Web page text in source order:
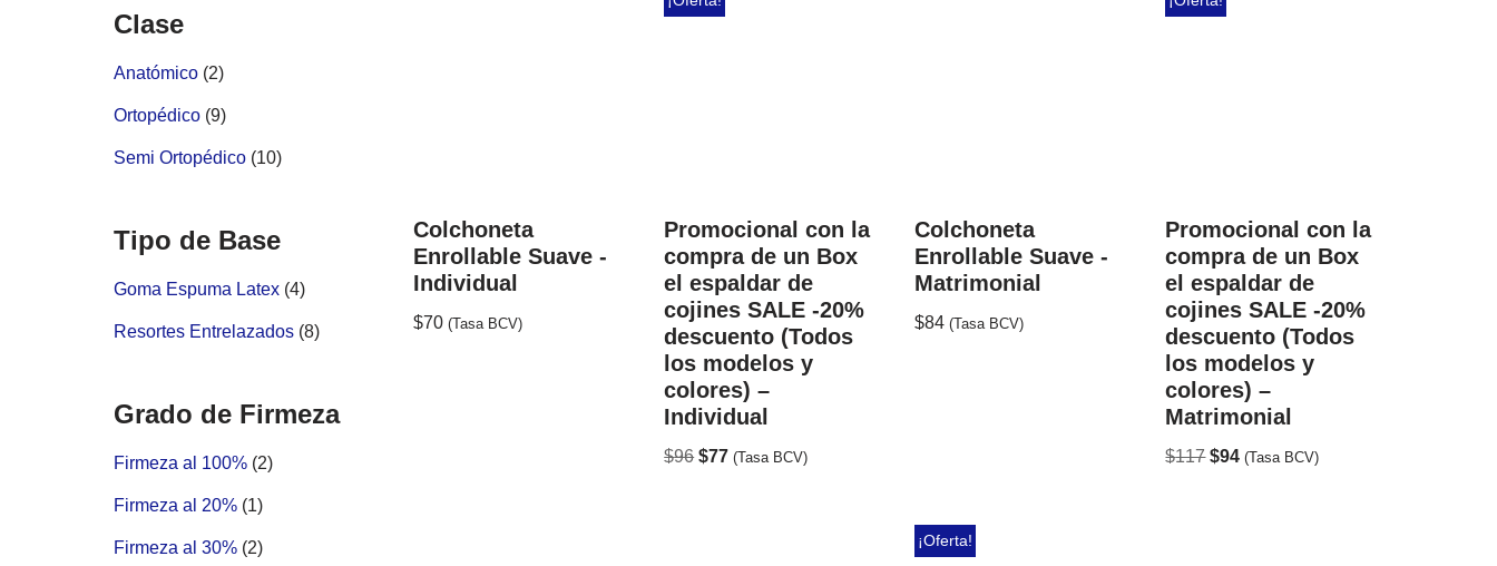
Clase
Anatómico (2)
Ortopédico (9)
Semi Ortopédico (10)
Tipo de Base
Goma Espuma Latex (4)
Resortes Entrelazados (8)
Grado de Firmeza
Firmeza al 100% (2)
Firmeza al 20% (1)
Firmeza al 30% (2)
Colchoneta
Enrollable Suave -
Individual
$70 (Tasa BCV)
Promocional con la
compra de un Box
el espaldar de
cojines SALE -20%
descuento (Todos
los modelos y
colores) –
Individual
$96 $77 (Tasa BCV)
Colchoneta
Enrollable Suave -
Matrimonial
$84 (Tasa BCV)
Promocional con la
compra de un Box
el espaldar de
cojines SALE -20%
descuento (Todos
los modelos y
colores) –
Matrimonial
$117 $94 (Tasa BCV)
¡Oferta!